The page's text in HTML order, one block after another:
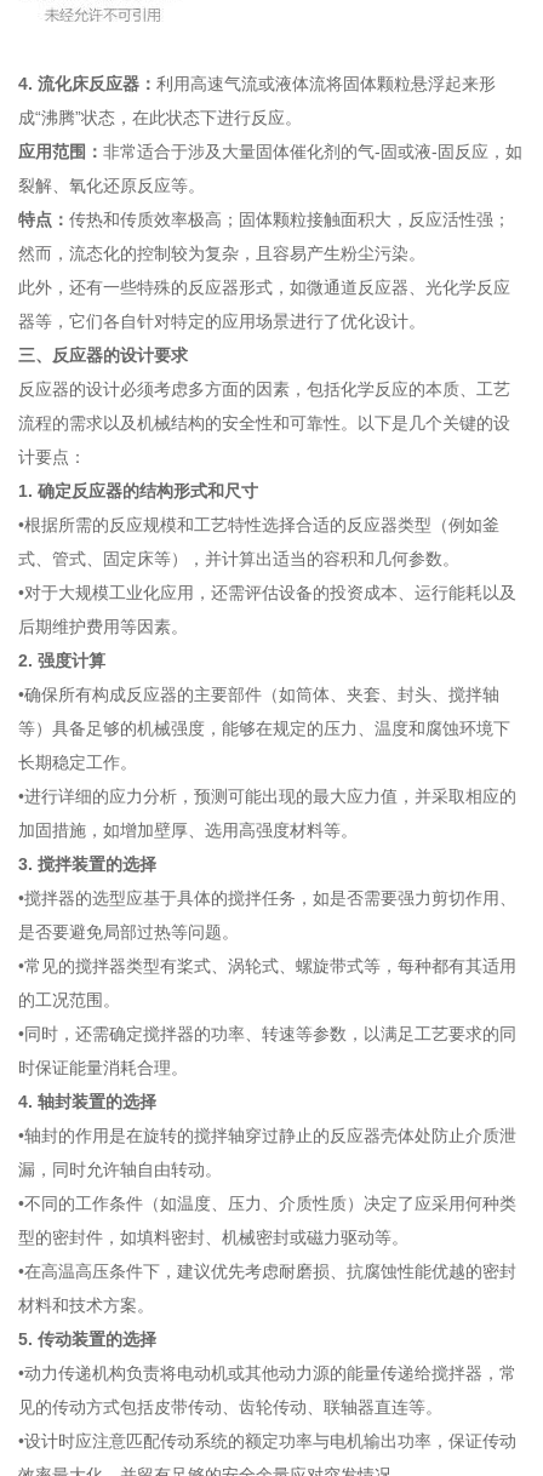
4. 流化床反应器 ： 利用高速气流或液体流将固体颗粒悬浮起来形
成“沸腾”状态，在此状态下进行反应。
应用范围： 非常适合于涉及大量固体催化剂的气-固或液-固反应，如
裂解、氧化还原反应等。
特点： 传热和传质效率极高；固体颗粒接触面积大，反应活性强；
然而，流态化的控制较为复杂，且容易产生粉尘污染。
此外，还有一些特殊的反应器形式，如微通道反应器、光化学反应
器等，它们各自针对特定的应用场景进行了优化设计。
三、反应器的设计要求
反应器的设计必须考虑多方面的因素，包括化学反应的本质、工艺
流程的需求以及机械结构的安全性和可靠性。以下是几个关键的设
计要点：
1. 确定反应器的结构形式和尺寸
•根据所需的反应规模和工艺特性选择合适的反应器类型（例如釜
式、管式、固定床等），并计算出适当的容积和几何参数。
•对于大规模工业化应用，还需评估设备的投资成本、运行能耗以及
后期维护费用等因素。
2. 强度计算
•确保所有构成反应器的主要部件（如筒体、夹套、封头、搅拌轴
等）具备足够的机械强度，能够在规定的压力、温度和腐蚀环境下
长期稳定工作。
•进行详细的应力分析，预测可能出现的最大应力值，并采取相应的
加固措施，如增加壁厚、选用高强度材料等。
3. 搅拌装置的选择
•搅拌器的选型应基于具体的搅拌任务，如是否需要强力剪切作用、
是否要避免局部过热等问题。
•常见的搅拌器类型有桨式、涡轮式、螺旋带式等，每种都有其适用
的工况范围。
•同时，还需确定搅拌器的功率、转速等参数，以满足工艺要求的同
时保证能量消耗合理。
4. 轴封装置的选择
•轴封的作用是在旋转的搅拌轴穿过静止的反应器壳体处防止介质泄
漏，同时允许轴自由转动。
•不同的工作条件（如温度、压力、介质性质）决定了应采用何种类
型的密封件，如填料密封、机械密封或磁力驱动等。
•在高温高压条件下，建议优先考虑耐磨损、抗腐蚀性能优越的密封
材料和技术方案。
5. 传动装置的选择
•动力传递机构负责将电动机或其他动力源的能量传递给搅拌器，常
见的传动方式包括皮带传动、齿轮传动、联轴器直连等。
•设计时应注意匹配传动系统的额定功率与电机输出功率，保证传动